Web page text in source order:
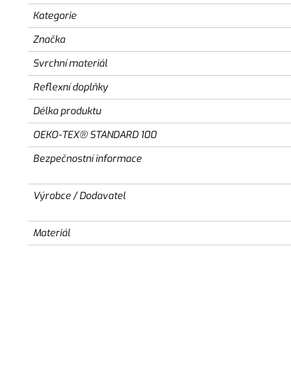
Kategorie
Značka
Svrchní materiál
Reflexní doplňky
Délka produktu
OEKO-TEX® STANDARD 100
Bezpečnostní informace
Výrobce / Dodavatel
Materiál